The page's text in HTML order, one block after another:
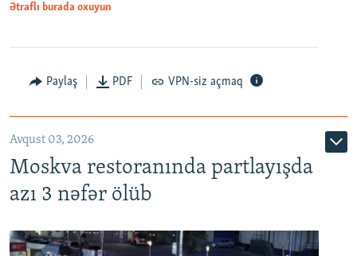
Ətraflı burada oxuyun
Paylaş PDF VPN-siz açmaq
Avqust 03, 2026
Moskva restoranında partlayışda
azı 3 nəfər ölüb